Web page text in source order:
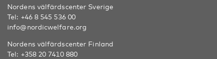
Nordens välfärdscenter Sverige
Tel: +46 8 545 536 00
info@nordicwelfare.org
Nordens välfärdscenter Finland
Tel: +358 20 7410 880